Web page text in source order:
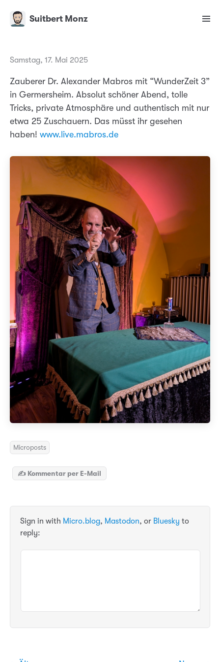
Suitbert Monz
Samstag, 17. Mai 2025
Zauberer Dr. Alexander Mabros mit “WunderZeit 3”
in Germersheim. Absolut schöner Abend, tolle
Tricks, private Atmosphäre und authentisch mit nur
etwa 25 Zuschauern. Das müsst ihr gesehen
haben! www.live.mabros.de
Microposts
✍️ Kommentar per E-Mail
Sign in with Micro.blog, Mastodon, or Bluesky to
reply: